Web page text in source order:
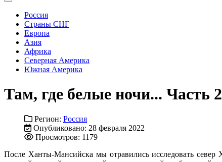
Россия
Страны СНГ
Европа
Азия
Африка
Северная Америка
Южная Америка
Там, где белые ночи... Часть 2
Регион: Россия
Опубликовано: 28 февраля 2022
Просмотров: 1179
После Ханты-Мансийска мы отравились исследовать